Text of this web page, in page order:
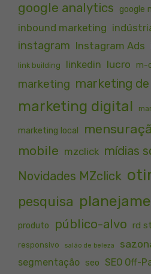
google analytics google
inbound marketing
instagram Instagram Ads
link building linkedin lucro m-
marketing marketing
marketing digital
marketing local
mobile mzclick mídias
Novidades MZclick
pesquisa
produto público-alvo rd
responsivo salão de beleza
segmentação seo SEO Off-